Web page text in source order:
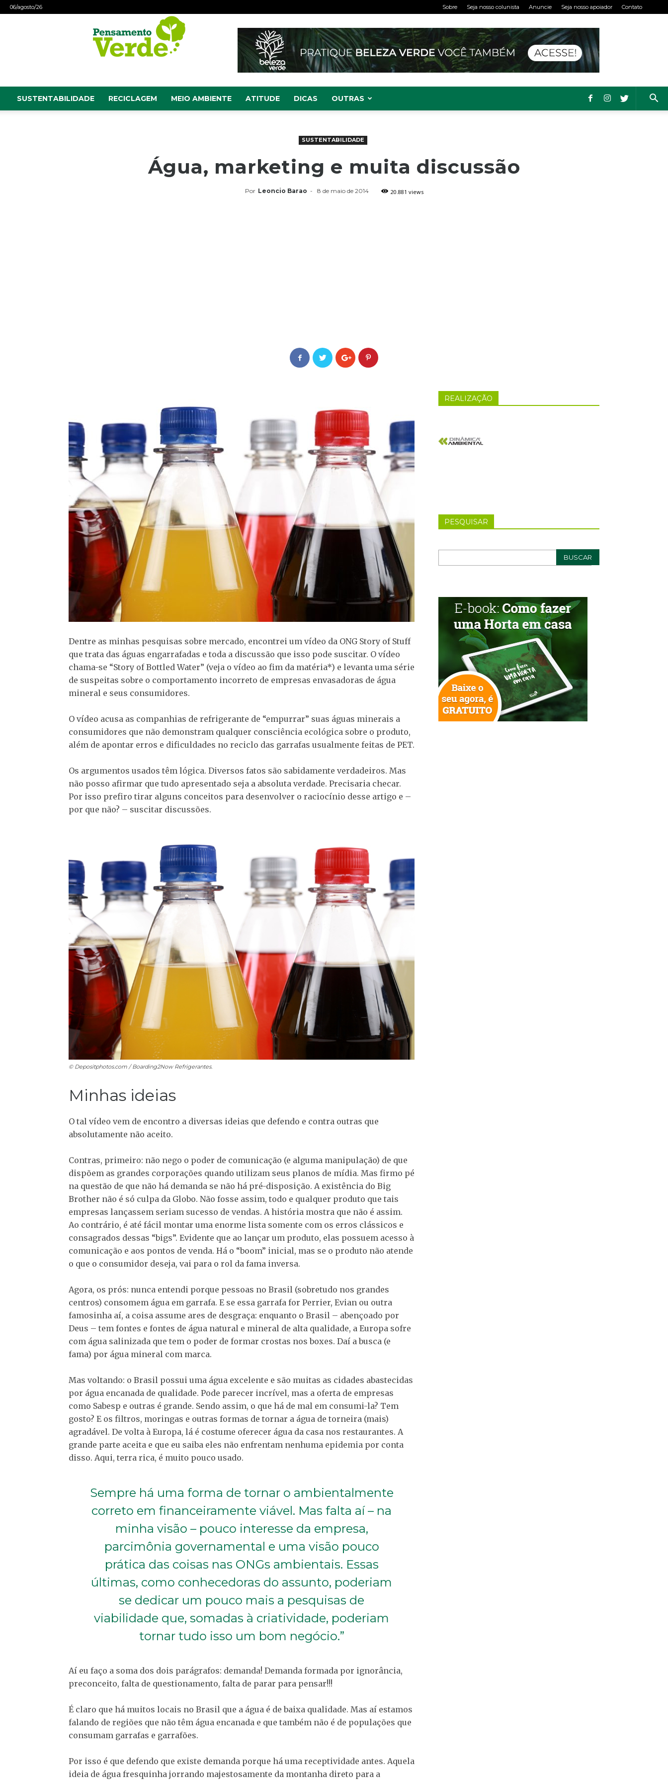
06/agosto/26 Sobre Seja nosso colunista Anuncie Seja nosso apoiador Contato
SUSTENTABILIDADE RECICLAGEM MEIO AMBIENTE ATITUDE DICAS OUTRAS
SUSTENTABILIDADE
Água, marketing e muita discussão
Por Leoncio Barao - 8 de maio de 2014 20.881 views
Dentre as minhas pesquisas sobre mercado, encontrei um vídeo da ONG Story of Stuff
que trata das águas engarrafadas e toda a discussão que isso pode suscitar. O vídeo
chama-se “Story of Bottled Water” (veja o vídeo ao fim da matéria*) e levanta uma série
de suspeitas sobre o comportamento incorreto de empresas envasadoras de água
mineral e seus consumidores.
O vídeo acusa as companhias de refrigerante de “empurrar” suas águas minerais a
consumidores que não demonstram qualquer consciência ecológica sobre o produto,
além de apontar erros e dificuldades no reciclo das garrafas usualmente feitas de PET.
Os argumentos usados têm lógica. Diversos fatos são sabidamente verdadeiros. Mas
não posso afirmar que tudo apresentado seja a absoluta verdade. Precisaria checar.
Por isso prefiro tirar alguns conceitos para desenvolver o raciocínio desse artigo e –
por que não? – suscitar discussões.
© Depositphotos.com / Boarding2NowRefrigerantes.
Minhas ideias
O tal vídeo vem de encontro a diversas ideias que defendo e contra outras que
absolutamente não aceito.
Contras, primeiro: não nego o poder de comunicação (e alguma manipulação) de que
dispõem as grandes corporações quando utilizam seus planos de mídia. Mas firmo pé
na questão de que não há demanda se não há pré-disposição. A existência do Big
Brother não é só culpa da Globo. Não fosse assim, todo e qualquer produto que tais
empresas lançassem seriam sucesso de vendas. A história mostra que não é assim.
Ao contrário, é até fácil montar uma enorme lista somente com os erros clássicos e
consagrados dessas “bigs”. Evidente que ao lançar um produto, elas possuem acesso à
comunicação e aos pontos de venda. Há o “boom” inicial, mas se o produto não atende
o que o consumidor deseja, vai para o rol da fama inversa.
Agora, os prós: nunca entendi porque pessoas no Brasil (sobretudo nos grandes
centros) consomem água em garrafa. E se essa garrafa for Perrier, Evian ou outra
famosinha aí, a coisa assume ares de desgraça: enquanto o Brasil – abençoado por
Deus – tem fontes e fontes de água natural e mineral de alta qualidade, a Europa sofre
com água salinizada que tem o poder de formar crostas nos boxes. Daí a busca (e
fama) por água mineral com marca.
Mas voltando: o Brasil possui uma água excelente e são muitas as cidades abastecidas
por água encanada de qualidade. Pode parecer incrível, mas a oferta de empresas
como Sabesp e outras é grande. Sendo assim, o que há de mal em consumi-la? Tem
gosto? E os filtros, moringas e outras formas de tornar a água de torneira (mais)
agradável. De volta à Europa, lá é costume oferecer água da casa nos restaurantes. A
grande parte aceita e que eu saiba eles não enfrentam nenhuma epidemia por conta
disso. Aqui, terra rica, é muito pouco usado.
Sempre há uma forma de tornar o ambientalmente
correto em financeiramente viável. Mas falta aí – na
minha visão – pouco interesse da empresa,
parcimônia governamental e uma visão pouco
prática das coisas nas ONGs ambientais. Essas
últimas, como conhecedoras do assunto, poderiam
se dedicar um pouco mais a pesquisas de
viabilidade que, somadas à criatividade, poderiam
tornar tudo isso um bom negócio.”
Aí eu faço a soma dos dois parágrafos: demanda! Demanda formada por ignorância,
preconceito, falta de questionamento, falta de parar para pensar!!!
É claro que há muitos locais no Brasil que a água é de baixa qualidade. Mas aí estamos
falando de regiões que não têm água encanada e que também não é de populações que
consumam garrafas e garrafões.
Por isso é que defendo que existe demanda porque há uma receptividade antes. Aquela
ideia de água fresquinha jorrando majestosamente da montanha direto para a
REALIZAÇÃO
PESQUISAR